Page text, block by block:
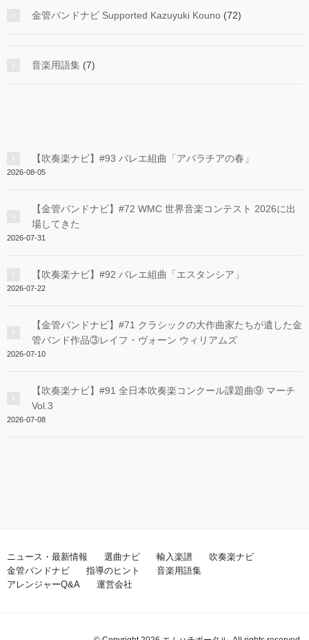
金管バンドナビ Supported Kazuyuki Kouno (72)
音楽用語集 (7)
【吹奏楽ナビ】#93 バレエ組曲「アパラチアの春」
2026-08-05
【金管バンドナビ】#72 WMC 世界音楽コンテスト 2026に出
場してきた
2026-07-31
【吹奏楽ナビ】#92 バレエ組曲「エスタンシア」
2026-07-22
【金管バンドナビ】#71 クラシックの大作曲家たちが遺した金
管バンド作品③レイフ・ヴォーン ウィリアムズ
2026-07-10
【吹奏楽ナビ】#91 全日本吹奏楽コンクール課題曲⑨ マーチ
Vol.3
2026-07-08
ニュース・最新情報 選曲ナビ 輸入楽譜
吹奏楽ナビ
金管バンドナビ
指導のヒント
音楽用語集
アレンジャーQ&A
運営会社